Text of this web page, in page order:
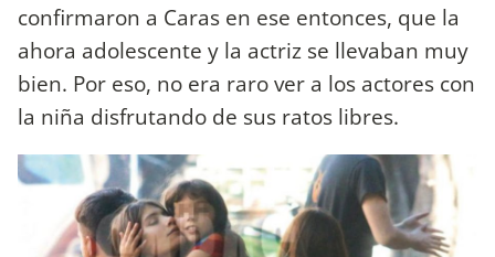
confirmaron a Caras en ese entonces, que la
ahora adolescente y la actriz se llevaban muy
bien. Por eso, no era raro ver a los actores con
la niña disfrutando de sus ratos libres.